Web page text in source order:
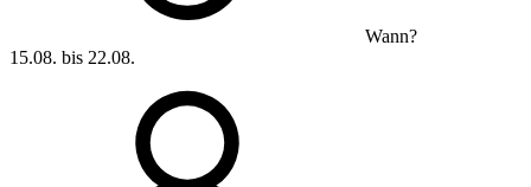
Wann?
15.08. bis 22.08.